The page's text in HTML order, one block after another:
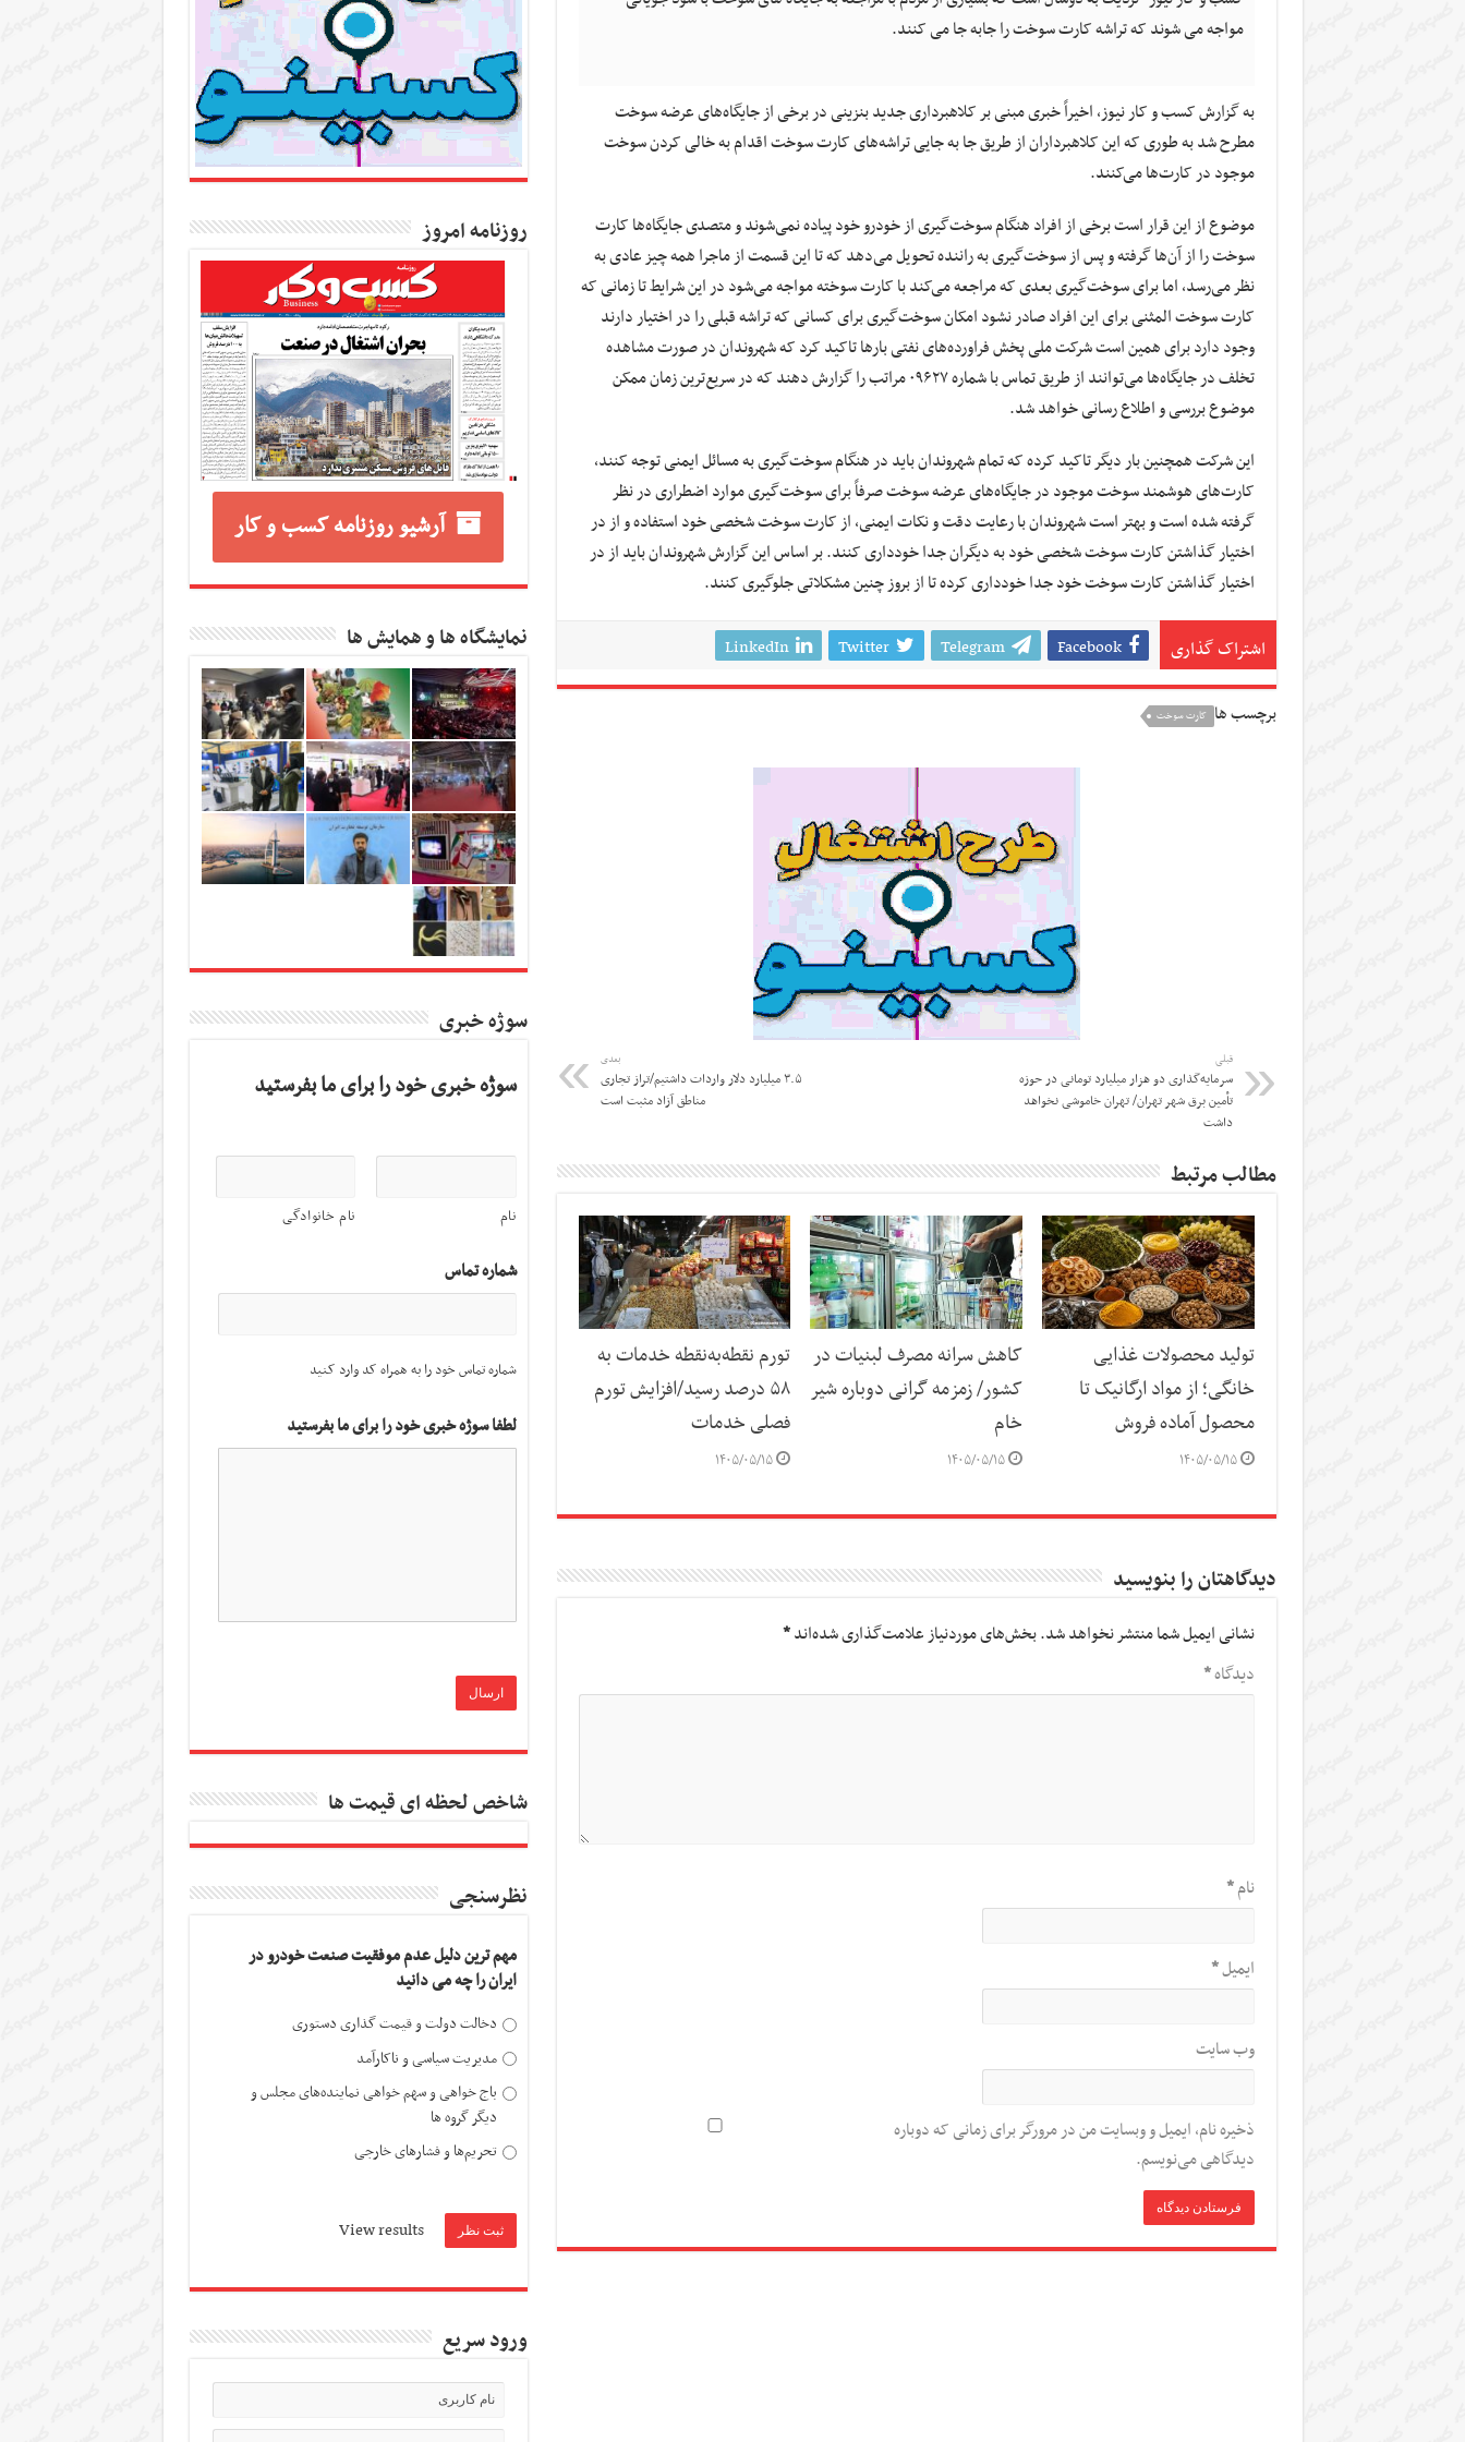
مواجه می شوند که تراشه کارت سوخت را جابه جا می کنند.
به گزارش کسب و کار نیوز، اخیراً خبری مبنی بر کلاهبرداری جدید بنزینی در برخی از جایگاه‌های عرضه سوخت
مطرح شد به طوری که این کلاهبرداران از طریق جا به جایی تراشه‌های کارت سوخت اقدام به خالی کردن سوخت
موجود در کارت‌ها می‌کنند.
موضوع از این قرار است برخی از افراد هنگام سوخت‌گیری از خودرو خود پیاده نمی‌شوند و متصدی جایگاه‌ها کارت
سوخت را از آن‌ها گرفته و پس از سوخت‌گیری به راننده تحویل می‌دهد که تا این قسمت از ماجرا همه چیز عادی به
نظر می‌رسد، اما برای سوخت‌گیری بعدی که مراجعه می‌کند با کارت سوخته مواجه می‌شود در این شرایط تا زمانی که
کارت سوخت المثنی برای این افراد صادر نشود امکان سوخت‌گیری برای کسانی که تراشه قبلی را در اختیار دارند
وجود دارد برای همین است شرکت ملی پخش فراورده‌های نفتی بارها تاکید کرد که شهروندان در صورت مشاهده
تخلف در جایگاه‌ها می‌توانند از طریق تماس با شماره ۰۹۶۲۷ مراتب را گزارش دهند که در سریع‌ترین زمان ممکن
موضوع بررسی و اطلاع رسانی خواهد شد.
این شرکت همچنین بار دیگر تاکید کرده که تمام شهروندان باید در هنگام سوخت‌گیری به مسائل ایمنی توجه کنند،
کارت‌های هوشمند سوخت موجود در جایگاه‌های عرضه سوخت صرفاً برای سوخت‌گیری موارد اضطراری در نظر
گرفته شده است و بهتر است شهروندان با رعایت دقت و نکات ایمنی، از کارت سوخت شخصی خود استفاده و از در
اختیار گذاشتن کارت سوخت شخصی خود به دیگران جدا خودداری کنند. بر اساس این گزارش شهروندان باید از در
اختیار گذاشتن کارت سوخت خود جدا خودداری کرده تا از بروز چنین مشکلاتی جلوگیری کنند.
اشتراک گذاری Facebook
Telegram
Twitter
LinkedIn
برچسب ها کارت سوخت
قبلی
سرمایه‌گذاری دو هزار میلیارد تومانی در حوزه
تأمین برق شهر تهران/ تهران خاموشی نخواهد
داشت
بعدی
۳.۵ میلیارد دلار واردات داشتیم/تراز تجاری
مناطق آزاد مثبت است
مطالب مرتبط
تولید محصولات غذایی
خانگی؛ از مواد ارگانیک تا
محصول آماده فروش
۱۴۰۵/۰۵/۱۵
کاهش سرانه مصرف لبنیات در
کشور/ زمزمه گرانی دوباره شیر
خام
۱۴۰۵/۰۵/۱۵
تورم نقطه‌به‌نقطه خدمات به
۵۸ درصد رسید/افزایش تورم
فصلی خدمات
۱۴۰۵/۰۵/۱۵
دیدگاهتان را بنویسید
نشانی ایمیل شما منتشر نخواهد شد.بخش‌های موردنیاز علامت‌گذاری شده‌اند*
دیدگاه*
نام*
ایمیل*
وب‌ سایت
ذخیره نام، ایمیل و وبسایت من در مرورگر برای زمانی که دوباره
دیدگاهی می‌نویسم.
روزنامه امروز
آرشیو روزنامه کسب و کار
نمایشگاه ها و همایش ها
سوژه خبری
سوژه خبری خود را برای ما بفرستید
نام نام خانوادگی
شماره تماس
شماره تماس خود را به همراه کد وارد کنید
لطفا سوژه خبری خود را برای ما بفرستید
شاخص لحظه ای قیمت ها
نظرسنجی
مهم ترین دلیل عدم موفقیت صنعت خودرو در
ایران را چه می دانید
دخالت دولت و قیمت گذاری دستوری
مدیریت سیاسی و ناکارآمد
باج خواهی و سهم خواهی نماینده‌های مجلس و
دیگر گروه ها
تحریم‌ها و فشارهای خارجی
View results
ورود سریع